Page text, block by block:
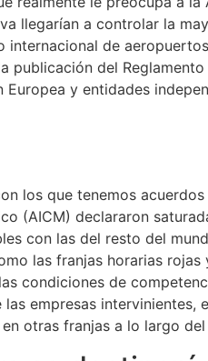
llegarían a controlar la
internacional de
publicación del Reglamento
y entidades
los que tenemos acuerdos
(AICM) declararon
con las del resto del
las franjas horarias rojas
condiciones de
empresas intervinientes,
otras franjas a lo largo del